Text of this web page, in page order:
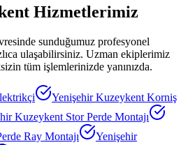
Hizmetlerimiz
sunduğumuz profesyonel
ulaşabilirsiniz. Uzman ekiplerimiz
tüm işlemlerinizde yanınızda.
Yenişehir Kuzeykent Korniş
Kuzeykent Stor Perde Montajı
Ray Montajı
Yenişehir